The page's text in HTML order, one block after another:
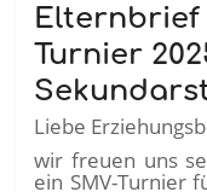
Elternbrief
Turnier
Liebe
wir freuen uns
ein SMV-Turnier